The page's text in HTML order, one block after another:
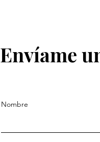
Envíame
Nombre